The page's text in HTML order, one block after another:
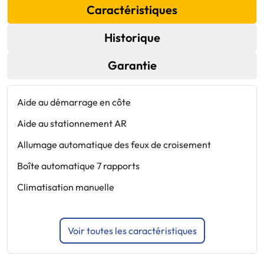
Caractéristiques
Historique
Garantie
Aide au démarrage en côte
Aide au stationnement AR
Allumage automatique des feux de croisement
Boîte automatique 7 rapports
Climatisation manuelle
Voir toutes les caractéristiques